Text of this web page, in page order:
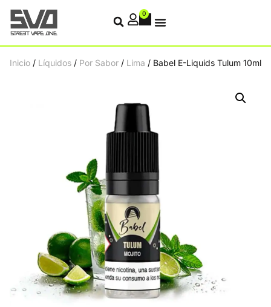
0
Inicio / Líquidos / Por Sabor / Lima / Babel E-Liquids Tulum 10ml